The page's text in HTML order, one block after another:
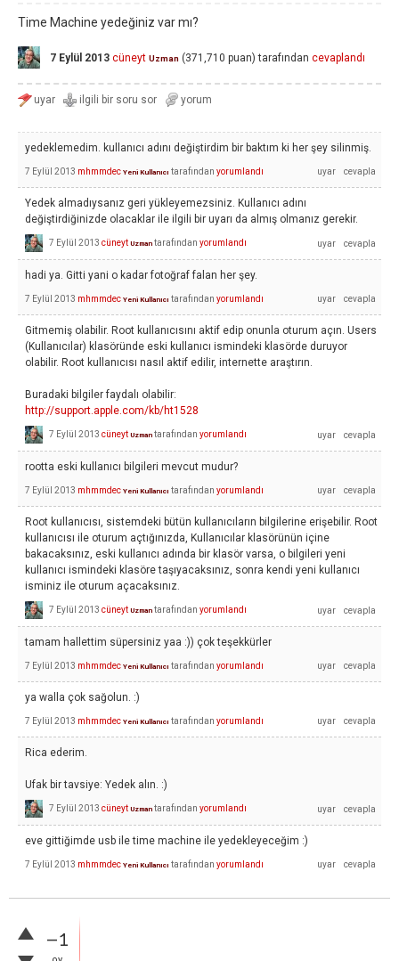
Time Machine yedeğiniz var mı?
7 Eylül 2013 cüneyt Uzman (371,710 puan) tarafından cevaplandı
yedeklemedim. kullanıcı adını değiştirdim bir baktım ki her şey silinmiş.
7 Eylül 2013 mhmmdec Yeni Kullanıcı tarafından yorumlandı
Yedek almadıysanız geri yükleyemezsiniz. Kullanıcı adını
değiştirdiğinizde olacaklar ile ilgili bir uyarı da almış olmanız gerekir.
7 Eylül 2013 cüneyt Uzman tarafından yorumlandı
hadi ya. Gitti yani o kadar fotoğraf falan her şey.
7 Eylül 2013 mhmmdec Yeni Kullanıcı tarafından yorumlandı
Gitmemiş olabilir. Root kullanıcısını aktif edip onunla oturum açın. Users
(Kullanıcılar) klasöründe eski kullanıcı ismindeki klasörde duruyor
olabilir. Root kullanıcısı nasıl aktif edilir, internette araştırın.
Buradaki bilgiler faydalı olabilir:
http://support.apple.com/kb/ht1528
7 Eylül 2013 cüneyt Uzman tarafından yorumlandı
rootta eski kullanıcı bilgileri mevcut mudur?
7 Eylül 2013 mhmmdec Yeni Kullanıcı tarafından yorumlandı
Root kullanıcısı, sistemdeki bütün kullanıcıların bilgilerine erişebilir. Root
kullanıcısı ile oturum açtığınızda, Kullanıcılar klasörünün içine
bakacaksınız, eski kullanıcı adında bir klasör varsa, o bilgileri yeni
kullanıcı ismindeki klasöre taşıyacaksınız, sonra kendi yeni kullanıcı
isminiz ile oturum açacaksınız.
7 Eylül 2013 cüneyt Uzman tarafından yorumlandı
tamam hallettim süpersiniz yaa :)) çok teşekkürler
7 Eylül 2013 mhmmdec Yeni Kullanıcı tarafından yorumlandı
ya walla çok sağolun. :)
7 Eylül 2013 mhmmdec Yeni Kullanıcı tarafından yorumlandı
Rica ederim.
Ufak bir tavsiye: Yedek alın. :)
7 Eylül 2013 cüneyt Uzman tarafından yorumlandı
eve gittiğimde usb ile time machine ile yedekleyeceğim :)
7 Eylül 2013 mhmmdec Yeni Kullanıcı tarafından yorumlandı
–1